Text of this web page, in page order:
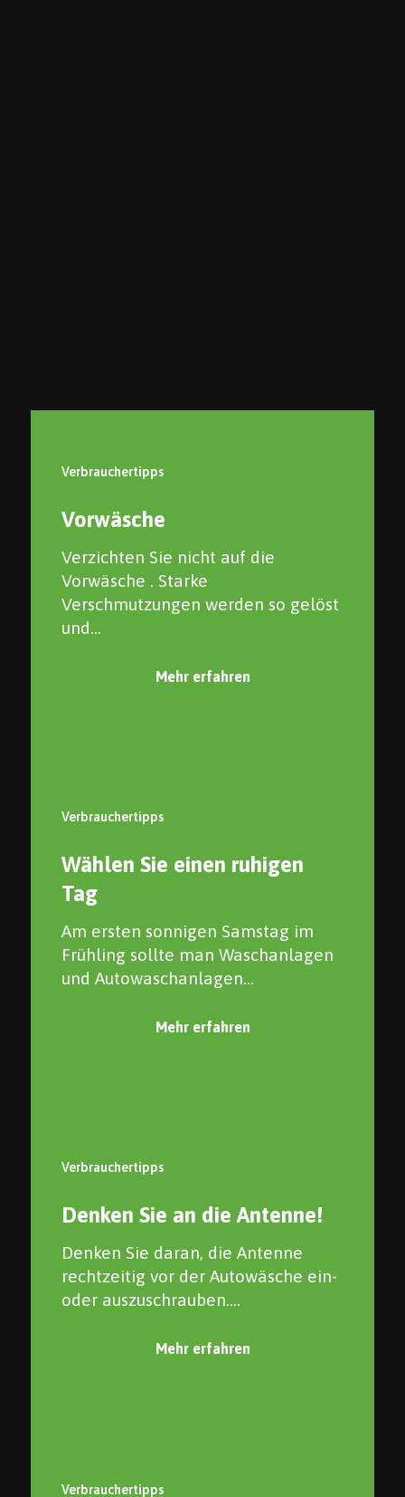
Verbrauchertipps
Vorwäsche
Verzichten Sie nicht auf die
Vorwäsche . Starke
Verschmutzungen werden so gelöst
und...
Mehr erfahren
Verbrauchertipps
Wählen Sie einen ruhigen
Tag
Am ersten sonnigen Samstag im
Frühling sollte man Waschanlagen
und Autowaschanlagen...
Mehr erfahren
Verbrauchertipps
Denken Sie an die Antenne!
Denken Sie daran, die Antenne
rechtzeitig vor der Autowäsche ein-
oder auszuschrauben....
Mehr erfahren
Verbrauchertipps